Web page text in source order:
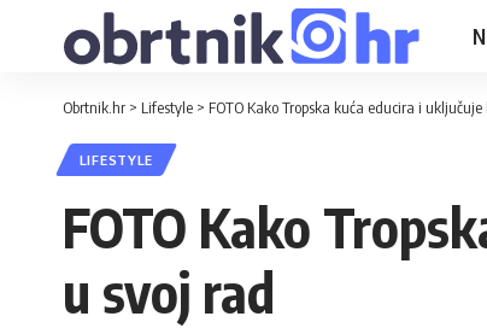
Obrtnik.hr > Lifestyle > FOTO Kako Tropska kuća educira i
LIFESTYLE
FOTO Kako
u svoj rad